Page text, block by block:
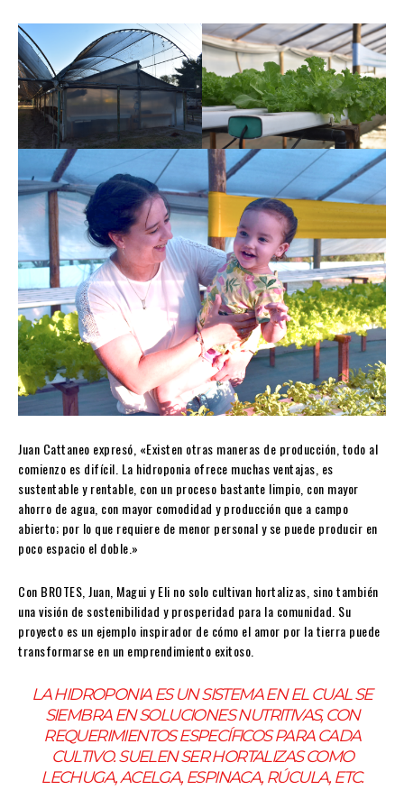
Juan Cattaneo expresó, «Existen otras maneras de producción, todo al
comienzo es difícil. La hidroponia ofrece muchas ventajas, es
sustentable y rentable, con un proceso bastante limpio, con mayor
ahorro de agua, con mayor comodidad y producción que a campo
abierto; por lo que requiere de menor personal y se puede producir en
poco espacio el doble.»
Con BROTES, Juan, Magui y Eli no solo cultivan hortalizas, sino también
una visión de sostenibilidad y prosperidad para la comunidad. Su
proyecto es un ejemplo inspirador de cómo el amor por la tierra puede
transformarse en un emprendimiento exitoso.
LA HIDROPONIA ES UN SISTEMA EN EL CUAL SE
SIEMBRA EN SOLUCIONES NUTRITIVAS, CON
REQUERIMIENTOS ESPECÍFICOS PARA CADA
CULTIVO. SUELEN SER HORTALIZAS COMO
LECHUGA, ACELGA, ESPINACA, RÚCULA, ETC.